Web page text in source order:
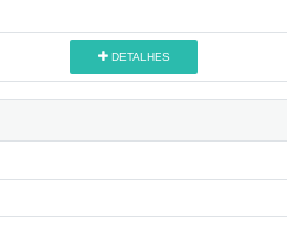
DETALHES